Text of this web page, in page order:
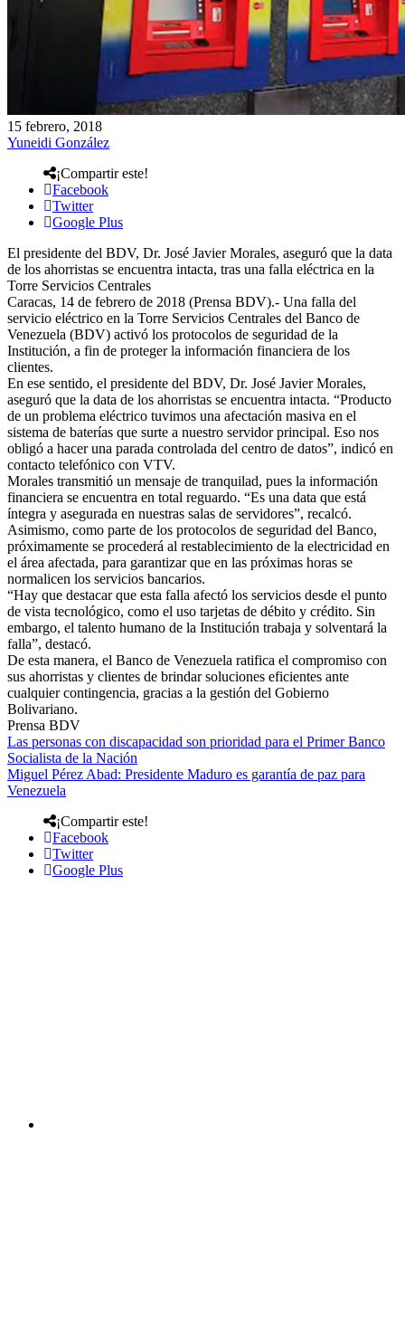
15 febrero, 2018
Yuneidi González
¡Compartir este!
Facebook
Twitter
Google Plus
El presidente del BDV, Dr. José Javier Morales, aseguró que la data
de los ahorristas se encuentra intacta, tras una falla eléctrica en la
Torre Servicios Centrales
Caracas, 14 de febrero de 2018 (Prensa BDV).- Una falla del
servicio eléctrico en la Torre Servicios Centrales del Banco de
Venezuela (BDV) activó los protocolos de seguridad de la
Institución, a fin de proteger la información financiera de los
clientes.
En ese sentido, el presidente del BDV, Dr. José Javier Morales,
aseguró que la data de los ahorristas se encuentra intacta. “Producto
de un problema eléctrico tuvimos una afectación masiva en el
sistema de baterías que surte a nuestro servidor principal. Eso nos
obligó a hacer una parada controlada del centro de datos”, indicó en
contacto telefónico con VTV.
Morales transmitió un mensaje de tranquilad, pues la información
financiera se encuentra en total reguardo. “Es una data que está
íntegra y asegurada en nuestras salas de servidores”, recalcó.
Asimismo, como parte de los protocolos de seguridad del Banco,
próximamente se procederá al restablecimiento de la electricidad en
el área afectada, para garantizar que en las próximas horas se
normalicen los servicios bancarios.
“Hay que destacar que esta falla afectó los servicios desde el punto
de vista tecnológico, como el uso tarjetas de débito y crédito. Sin
embargo, el talento humano de la Institución trabaja y solventará la
falla”, destacó.
De esta manera, el Banco de Venezuela ratifica el compromiso con
sus ahorristas y clientes de brindar soluciones eficientes ante
cualquier contingencia, gracias a la gestión del Gobierno
Bolivariano.
Prensa BDV
Las personas con discapacidad son prioridad para el Primer Banco
Socialista de la Nación
Miguel Pérez Abad: Presidente Maduro es garantía de paz para
Venezuela
¡Compartir este!
Facebook
Twitter
Google Plus